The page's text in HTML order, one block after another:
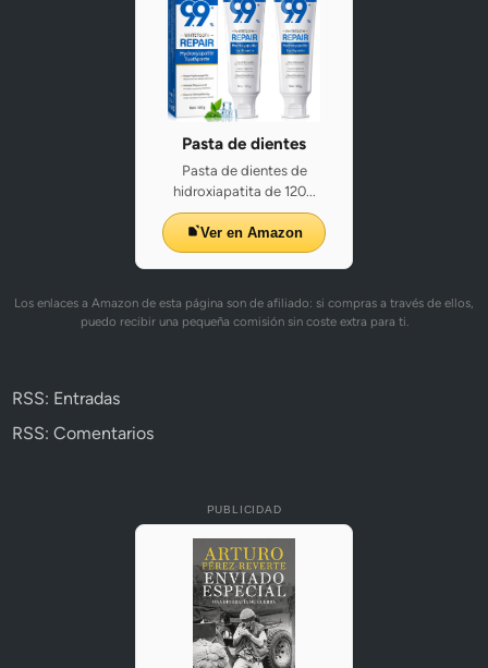
Pasta de dientes
Pasta de dientes de
hidroxiapatita de 120...
Ver en Amazon
Los enlaces a Amazon de esta página son de afiliado: si compras a través de ellos,
puedo recibir una pequeña comisión sin coste extra para ti.
RSS: Entradas
RSS: Comentarios
PUBLICIDAD